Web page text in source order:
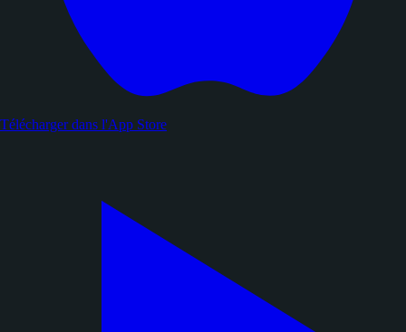
Télécharger dans l'App Store